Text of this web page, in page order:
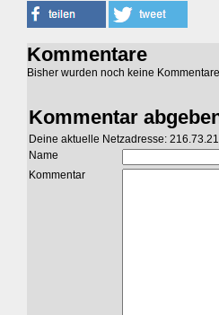
Kommentare
Bisher wurden noch keine
Kommentar
Deine aktuelle Netzadresse:
Name
Kommentar